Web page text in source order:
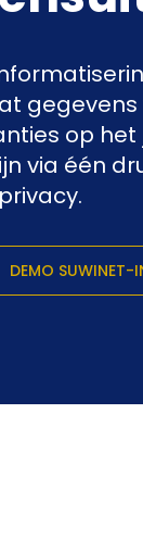
op
via één
DEMO SUWINET-